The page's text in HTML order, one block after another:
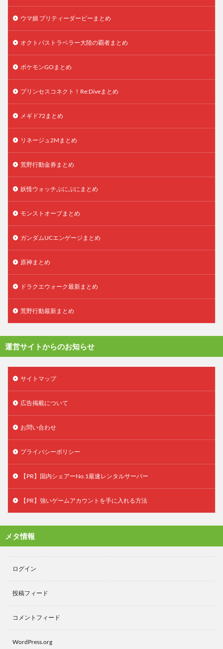
ウマ娘 プリティーダービーまとめ
オクトパストラベラー大陸の覇者まとめ
ポケモンGOまとめ
プリンセスコネクト！Re:Diveまとめ
メギド72まとめ
リネージュ2Mまとめ
荒野行動金券まとめ
妖怪ウォッチぷにぷにまとめ
モンストオーブまとめ
ガンダムUCエンゲージまとめ
原神まとめ
ドラクエウォーク最新まとめ
荒野行動最新まとめ
運営サイトからのお知らせ
サイトマップ
広告掲載について
お問い合わせ
プライバシーポリシー
【PR】国内シェアーNo.1最速レンタルサーバー
【PR】強いゲームアカウントを手に入れる方法
メタ情報
ログイン
投稿フィード
コメントフィード
WordPress.org